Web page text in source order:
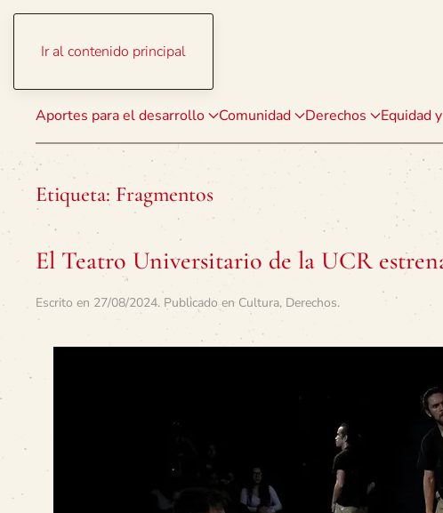
Ir al contenido principal
Aportes para el desarrollo Comunidad Derechos Equidad
Etiqueta: Fragmentos
El Teatro Universitario de la UCR
Escrito en 27/08/2024. Publicado en Cultura, Derechos.